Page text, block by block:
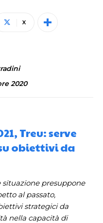
X
2020
Treu: serve
obiettivi da
presuppone
al passato,
strategici da
nella capacità di